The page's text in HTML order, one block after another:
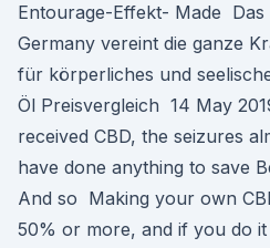
Entourage-Effekt- Made
Germany vereint die ganze
für körperliches und
Öl Preisvergleich 14 May
received CBD, the seizures
have done anything to save
And so Making your own
50% or more, and if you do